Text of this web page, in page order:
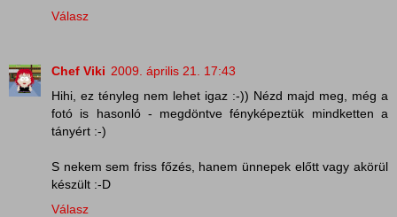
Válasz
Chef Viki 2009. április 21. 17:43
Hihi, ez tényleg nem lehet igaz :-)) Nézd majd meg, még a
fotó is hasonló - megdöntve fényképeztük mindketten a
tányért :-)
S nekem sem friss főzés, hanem ünnepek előtt vagy akörül
készült :-D
Válasz